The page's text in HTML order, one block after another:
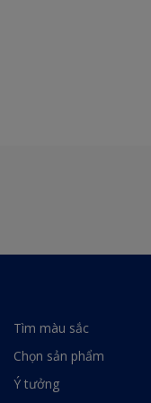
Tìm màu sắc
Chọn sản phẩm
Ý tưởng